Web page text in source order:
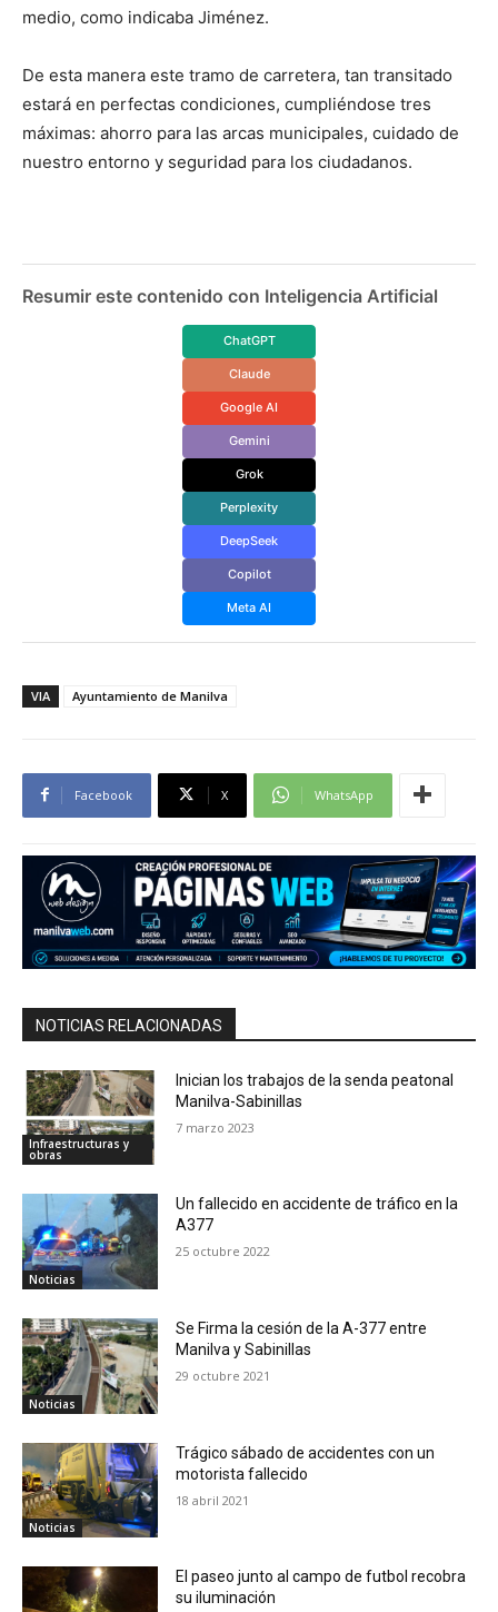
medio, como indicaba Jiménez.
De esta manera este tramo de carretera, tan transitado
estará en perfectas condiciones, cumpliéndose tres
máximas: ahorro para las arcas municipales, cuidado de
nuestro entorno y seguridad para los ciudadanos.
Resumir este contenido con Inteligencia Artificial
ChatGPT
Claude
Google AI
Gemini
Grok
Perplexity
DeepSeek
Copilot
Meta AI
VIA Ayuntamiento de Manilva
Facebook X WhatsApp
NOTICIAS RELACIONADAS
Infraestructuras y
obras
Inician los trabajos de la senda peatonal
Manilva-Sabinillas
7 marzo 2023
Noticias
Un fallecido en accidente de tráfico en la
A377
25 octubre 2022
Noticias
Se Firma la cesión de la A-377 entre
Manilva y Sabinillas
29 octubre 2021
Noticias
Trágico sábado de accidentes con un
motorista fallecido
18 abril 2021
El paseo junto al campo de futbol recobra
su iluminación